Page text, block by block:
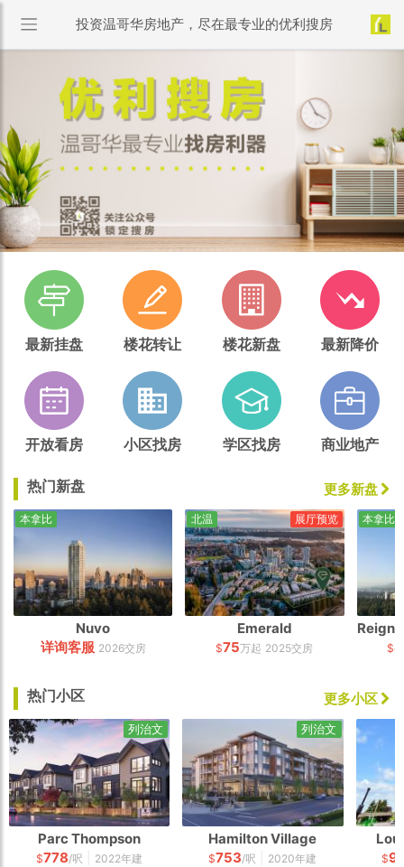
投资温哥华房地产，尽在最专业的优利搜房
最新挂盘 楼花转让 楼花新盘 最新降价
开放看房 小区找房 学区找房 商业地产
热门新盘 更多新盘
Nuvo
详询客服 2026交房
本拿比
Emerald
$75万起 2025交房
北温 展厅预览
$
本拿比
热门小区 更多小区
Parc Thompson
$778/呎 2022年建
列治文
Hamilton Village
$753/呎 2020年建
列治文
$